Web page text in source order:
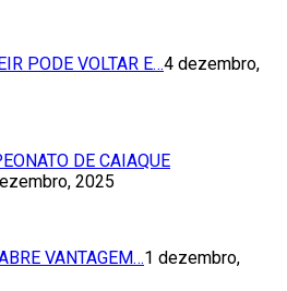
PODE VOLTAR E…4 dezembro,
DE CAIAQUE
2025
VANTAGEM…1 dezembro,